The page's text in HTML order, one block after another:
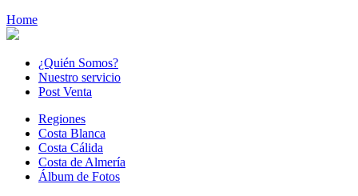
Home
¿Quién Somos?
Nuestro servicio
Post Venta
Regiones
Costa Blanca
Costa Cálida
Costa de Almería
Álbum de Fotos